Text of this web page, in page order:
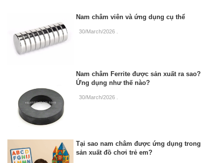
Nam châm viên và ứng dụng cụ thể
30/March/2026
Nam châm Ferrite được sản xuất ra sao?
Ứng dụng như thế nào?
30/March/2026 .
Tại sao nam châm được ứng dụng trong
sản xuất đồ chơi trẻ em?